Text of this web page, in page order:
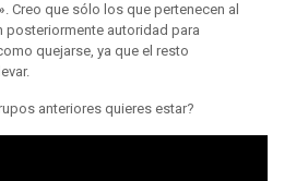
. Creo que sólo los que pertenecen al
posteriormente autoridad para
quejarse, ya que el resto
anteriores quieres estar?